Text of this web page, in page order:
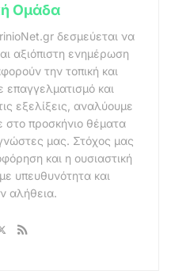
Ομάδα
δεσμεύεται να
αξιόπιστη ενημέρωση
την τοπική και
επαγγελματισμό και
εξελίξεις, αναλύουμε
στο προσκήνιο θέματα
μας. Στόχος μας
και η ουσιαστική
υπευθυνότητα και
αλήθεια.